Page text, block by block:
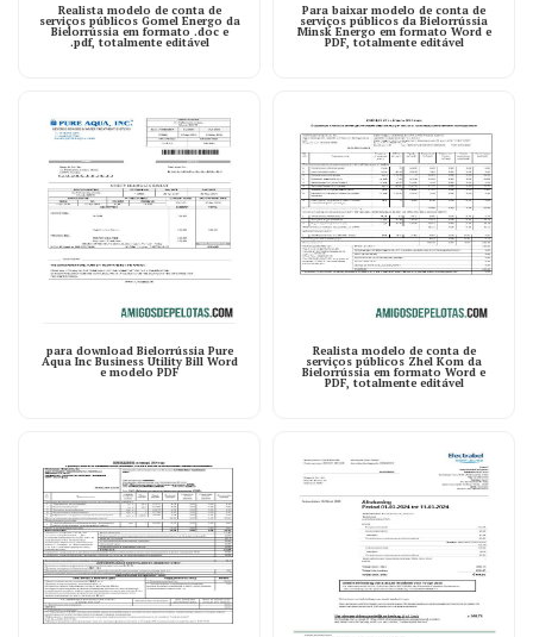
Realista modelo de conta de
serviços públicos Gomel Energo da
Bielorrússia em formato .doc e
.pdf, totalmente editável
Para baixar modelo de conta de
serviços públicos da Bielorrússia
Minsk Energo em formato Word e
PDF, totalmente editável
para download Bielorrússia Pure
Aqua Inc Business Utility Bill Word
e modelo PDF
Realista modelo de conta de
serviços públicos Zhel Kom da
Bielorrússia em formato Word e
PDF, totalmente editável